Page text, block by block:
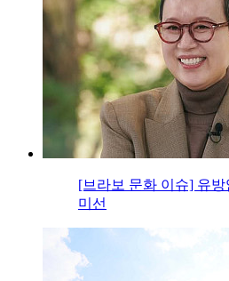
[브라보 문화 이슈] 유
미선